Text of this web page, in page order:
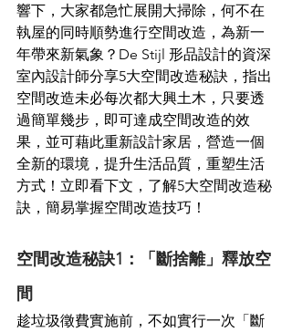
響下，大家都急忙展開大掃除，何不在
執屋的同時順勢進行空間改造，為新一
年帶來新氣象？De Stijl 形品設計的資深
室內設計師分享5大空間改造秘訣，指出
空間改造未必每次都大興土木，只要透
過簡單幾步，即可達成空間改造的效
果，並可藉此重新設計家居，營造一個
全新的環境，提升生活品質，重塑生活
方式！立即看下文，了解5大空間改造秘
訣，簡易掌握空間改造技巧！
空間改造秘訣1：「斷捨離」釋放空
間
趁垃圾徵費實施前，不如實行一次「斷